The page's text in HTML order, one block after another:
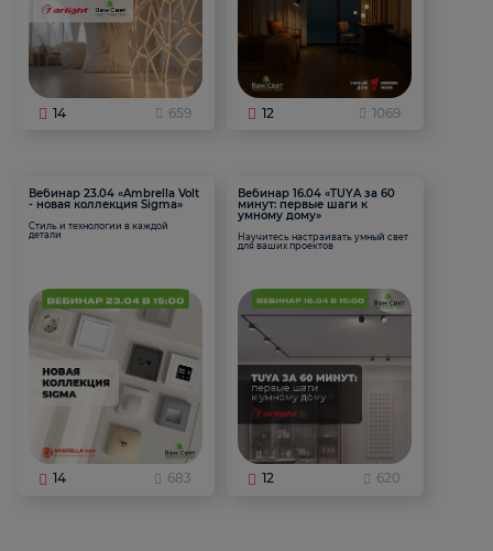
14 659 12 1069
Вебинар 23.04 «Ambrella Volt
- новая коллекция Sigma»
Стиль и технологии в каждой
детали
14 683
Вебинар 16.04 «TUYA за 60
минут: первые шаги к
умному дому»
Научитесь настраивать умный свет
для ваших проектов
12 620